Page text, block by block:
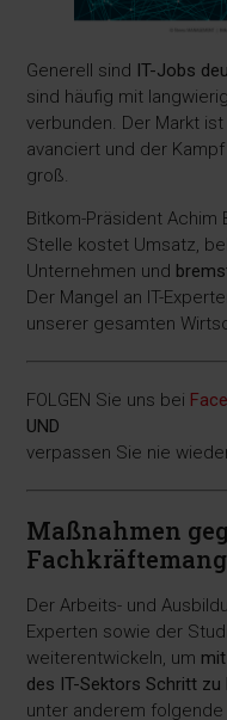
Generell sind IT-Jobs
sind häufig mit
verbunden. Der Markt
avanciert und der
groß.
Bitkom-Präsident Achim
Stelle kostet Umsatz,
Unternehmen und
Der Mangel an IT-
unserer gesamten
FOLGEN Sie uns bei
UND
verpassen Sie nie
Maßnahmen
Der Arbeits- und
Experten sowie der
weiterentwickeln, um
des IT-Sektors Schritt zu
unter anderem